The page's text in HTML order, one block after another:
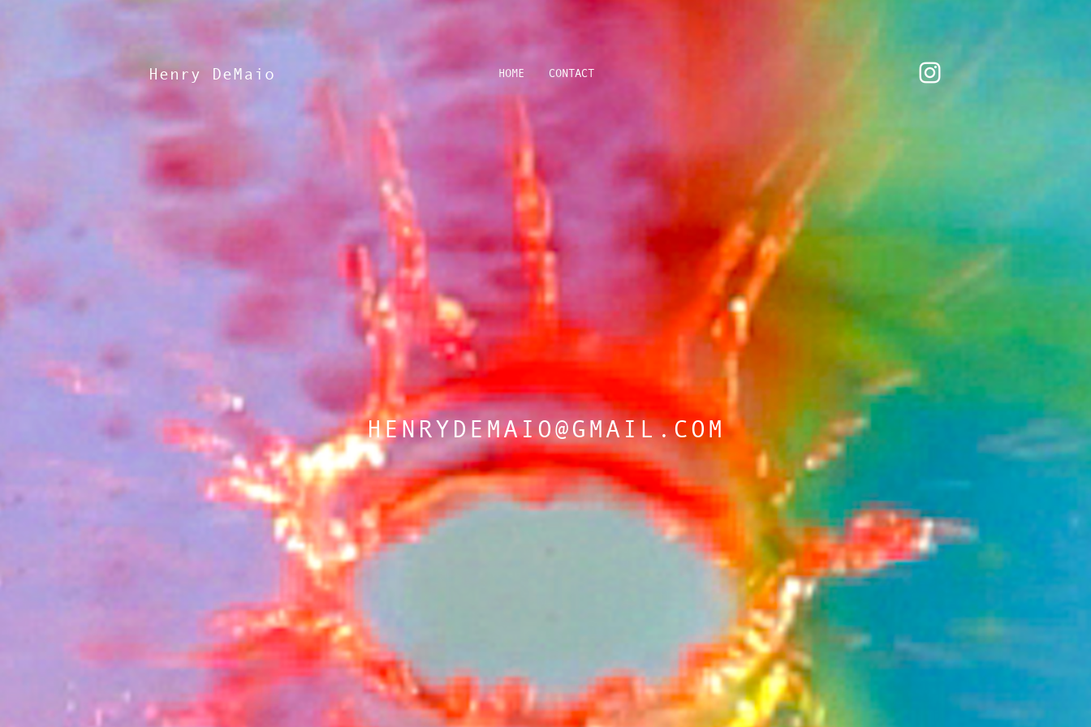
Henry DeMaio HOME CONTACT
HENRYDEMAIO@GMAIL.COM